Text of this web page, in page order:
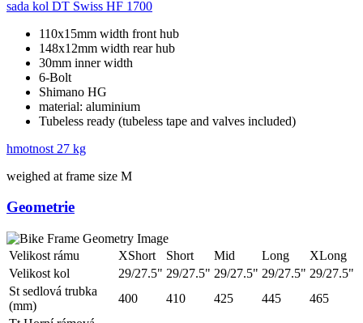
sada kol DT Swiss HF 1700
110x15mm width front hub
148x12mm width rear hub
30mm inner width
6-Bolt
Shimano HG
material: aluminium
Tubeless ready (tubeless tape and valves included)
hmotnost 27 kg
weighed at frame size M
Geometrie
Velikost rámu XShort Short Mid Long
XLong
Velikost kol
29/27.5" 29/27.5" 29/27.5" 29/27.5" 29/27.5"
St sedlová trubka
(mm)
400 410 425 445
465